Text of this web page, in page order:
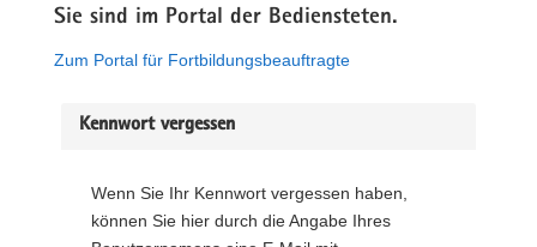
Sie sind im Portal der Bediensteten.
Zum Portal für Fortbildungsbeauftragte
Kennwort vergessen
Wenn Sie Ihr Kennwort vergessen haben,
können Sie hier durch die Angabe Ihres